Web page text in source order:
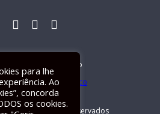
Electrónico
© Todos os direitos reservados
para lhe
Ao
concorda
os cookies.